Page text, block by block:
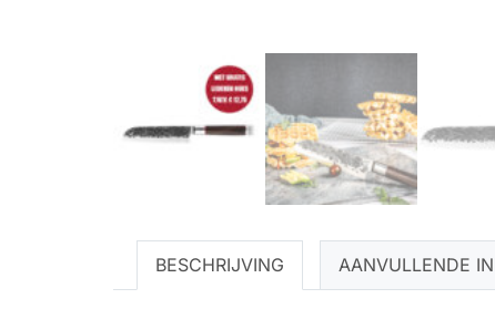
BESCHRIJVING AANVULLENDE